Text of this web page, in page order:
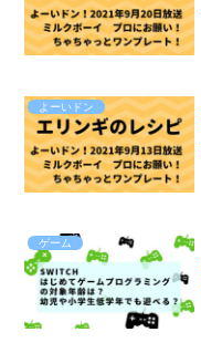
よーいドン
ゲーム